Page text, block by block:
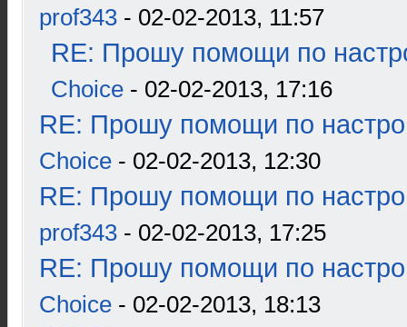
prof343 - 02-02-2013, 11:57
RE: Прошу помощи по
Choice - 02-02-2013, 17:16
RE: Прошу помощи по
Choice - 02-02-2013, 12:30
RE: Прошу помощи по
prof343 - 02-02-2013, 17:25
RE: Прошу помощи по
Choice - 02-02-2013, 18:13